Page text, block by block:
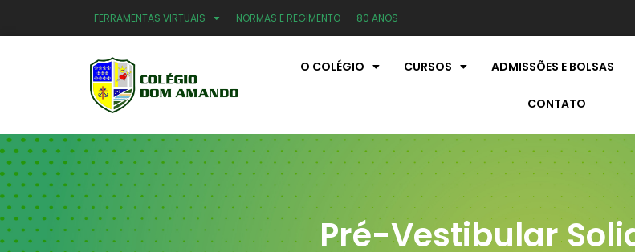
FERRAMENTAS VIRTUAIS NORMAS E REGIMENTO 80 ANOS
O COLÉGIO CURSOS ADMISSÕES E BOLSAS
CONTATO
Pré-Vestibular